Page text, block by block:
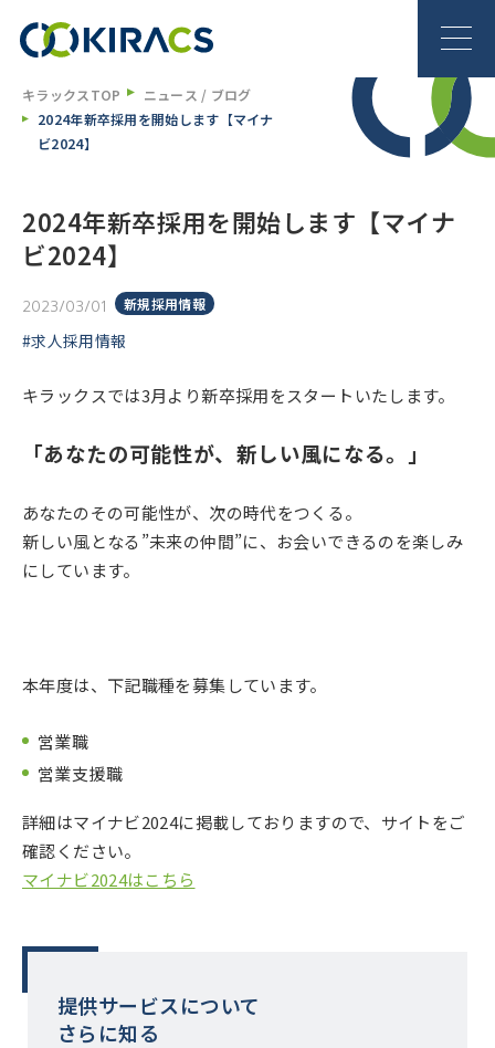
キラックスTOP
ニュース / ブログ
2024年新卒採用を開始します【マイナ
ビ2024】
2024年新卒採用を開始します【マイナ
ビ2024】
2023/03/01 新規採用情報
#求人採用情報
キラックスでは3月より新卒採用をスタートいたします。
「あなたの可能性が、 新しい風になる。」
あなたのその可能性が、次の時代をつくる。
新しい風となる”未来の仲間”に、お会いできるのを楽しみ
にしています。
本年度は、下記職種を募集しています。
営業職
営業支援職
詳細はマイナビ2024に掲載しておりますので、サイトをご
確認ください。
マイナビ2024はこちら
提供サービスについて
さらに知る